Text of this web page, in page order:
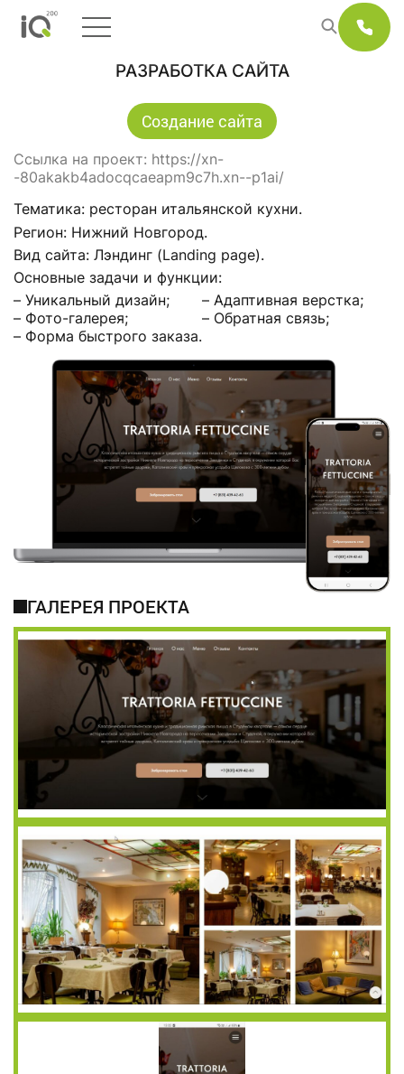
РАЗРАБОТКА САЙТА
Создание сайта
Ссылка на проект: https://xn-
-80akakb4adocqcaeapm9c7h.xn--p1ai/
Тематика: ресторан итальянской кухни.
Регион: Нижний Новгород.
Вид сайта: Лэндинг (Landing page).
Основные задачи и функции:
– Уникальный дизайн;
– Адаптивная верстка;
– Фото-галерея;
– Обратная связь;
– Форма быстрого заказа.
ГАЛЕРЕЯ ПРОЕКТА